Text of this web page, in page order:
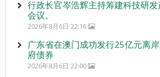
行政长官岑浩辉主持筹建科技研
会议。
2026年8月6日 22:16
广东省在澳门成功发行25亿元离
府债券
2026年8月6日 22:00